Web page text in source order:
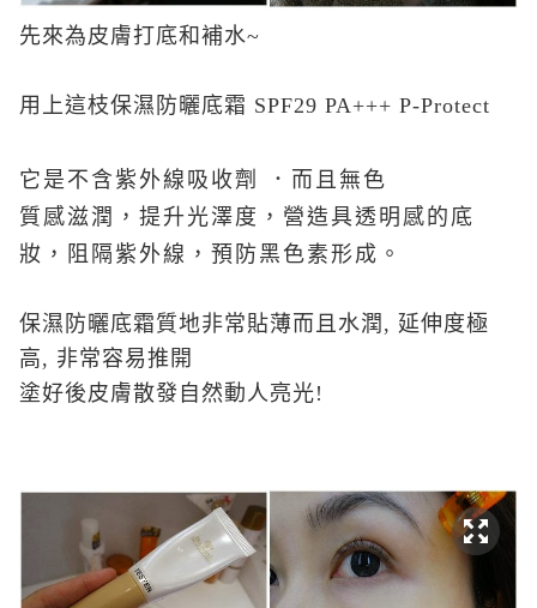
先來為皮膚打底和補水~
用上這枝保濕防曬底霜 SPF29 PA+++ P-Protect
它是不含紫外線吸收劑 ．而且無色
質感滋潤，提升光澤度，營造具透明感的底
妝，阻隔紫外線，預防黑色素形成。
保濕防曬底霜質地非常貼薄而且水潤, 延伸度極
高, 非常容易推開
塗好後皮膚散發自然動人亮光!